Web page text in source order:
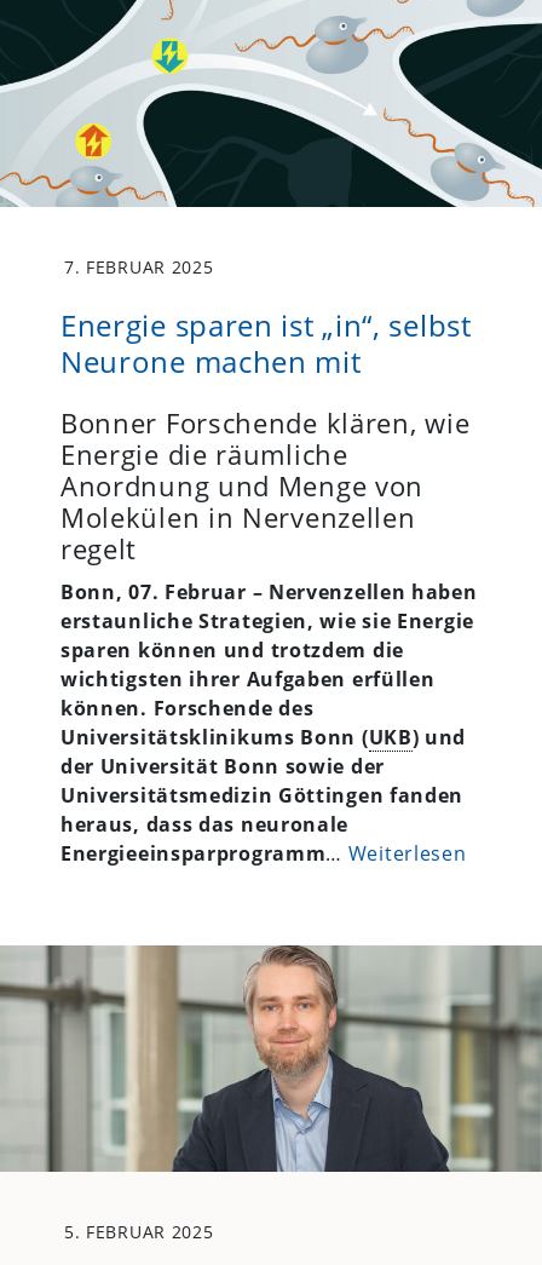
7. FEBRUAR 2025
Energie sparen ist „in“, selbst
Neurone machen mit
Bonner Forschende klären, wie
Energie die räumliche
Anordnung und Menge von
Molekülen in Nervenzellen
regelt
Bonn, 07. Februar – Nervenzellen haben
erstaunliche Strategien, wie sie Energie
sparen können und trotzdem die
wichtigsten ihrer Aufgaben erfüllen
können. Forschende des
Universitätsklinikums Bonn (UKB) und
der Universität Bonn sowie der
Universitätsmedizin Göttingen fanden
heraus, dass das neuronale
Energieeinsparprogramm… Weiterlesen
5. FEBRUAR 2025